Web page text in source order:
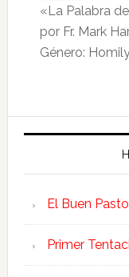
de
audio
«La Palabra
por Fr. Mark
Género:
El Buen
Primer